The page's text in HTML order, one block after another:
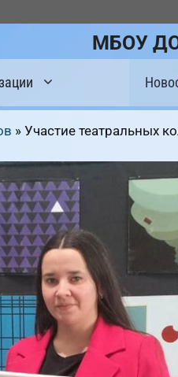
МБОУ
»Участие театральных